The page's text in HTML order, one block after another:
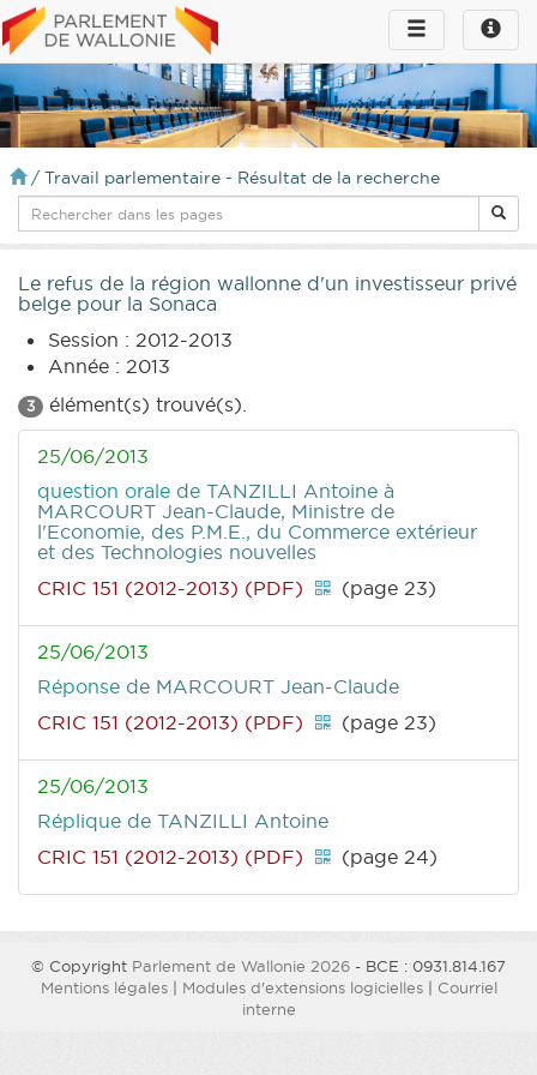
Toggle
infos
Toggle
navigation
/ Travail parlementaire - Résultat de la recherche
Le refus de la région wallonne d'un investisseur privé
belge pour la Sonaca
Session : 2012-2013
Année : 2013
3 élément(s) trouvé(s).
25/06/2013
question orale de TANZILLI Antoine à
MARCOURT Jean-Claude, Ministre de
l'Economie, des P.M.E., du Commerce extérieur
et des Technologies nouvelles
CRIC 151 (2012-2013) (PDF)
(page 23)
25/06/2013
Réponse de MARCOURT Jean-Claude
CRIC 151 (2012-2013) (PDF)
(page 23)
25/06/2013
Réplique de TANZILLI Antoine
CRIC 151 (2012-2013) (PDF)
(page 24)
© Copyright Parlement de Wallonie 2026 - BCE : 0931.814.167
Mentions légales| Modules d'extensions logicielles| Courriel
interne